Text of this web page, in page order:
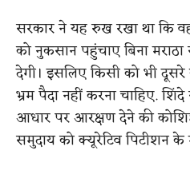
सरकार ने यह रुख रखा था कि
को नुकसान पहुंचाए बिना
देगी। इसलिए किसी को भी
भ्रम पैदा नहीं करना चाहिए.
आधार पर आरक्षण देने की
समुदाय को क्यूरेटिव पिटीशन के